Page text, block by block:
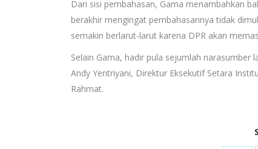
Dari sisi pembahasan, Gama menambahkan
berakhir mengingat pembahasannya tidak
semakin berlarut-larut karena DPR akan
Selain Gama, hadir pula sejumlah narasumber
Andy Yentriyani, Direktur Eksekutif Setara
Rahmat.